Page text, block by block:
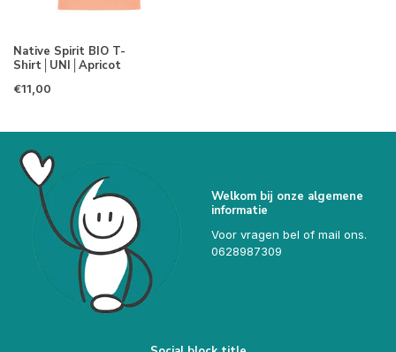
Native Spirit BIO T-
Shirt│UNI│Apricot
€11,00
Welkom bij onze algemene
informatie
Voor vragen bel of mail ons.
0628987309